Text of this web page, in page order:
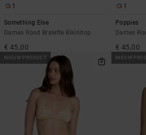
1
Something Else
Dames Rood Bralette Bikinitop
€ 45,00
1
Poppies
Dames
€ 45,00
NIEUW PRODUCT NIEUW